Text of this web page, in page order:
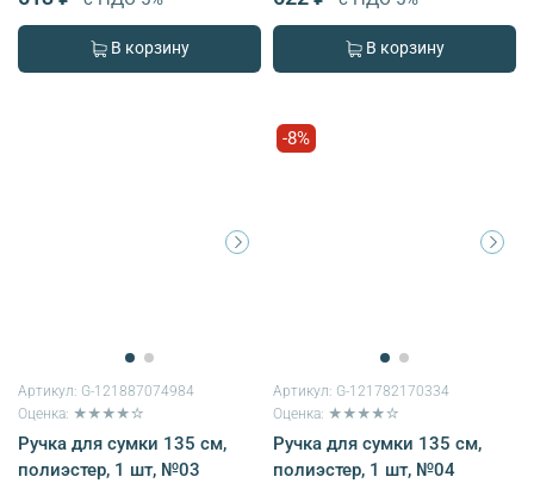
В корзину В корзину
Артикул: G-121887074984
Оценка: ★★★★☆
Ручка для сумки 135 см,
полиэстер, 1 шт, №03
-8%
Артикул: G-121782170334
Оценка: ★★★★☆
Ручка для сумки 135 см,
полиэстер, 1 шт, №04